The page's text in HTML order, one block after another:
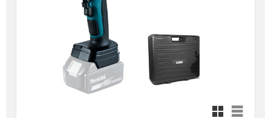
Rutnätsvy
Listvy